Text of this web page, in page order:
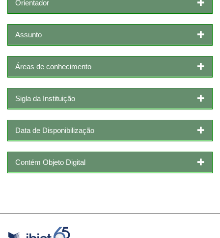
Orientador
Assunto
Áreas de conhecimento
Sigla da Instituição
Data de Disponibilização
Contém Objeto Digital